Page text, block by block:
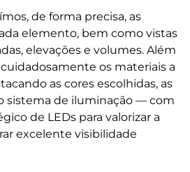
de forma precisa, as
elemento, bem como vistas
elevações e volumes. Além
os materiais a
as cores escolhidas, as
sistema de iluminação — com
de LEDs para valorizar a
excelente visibilidade